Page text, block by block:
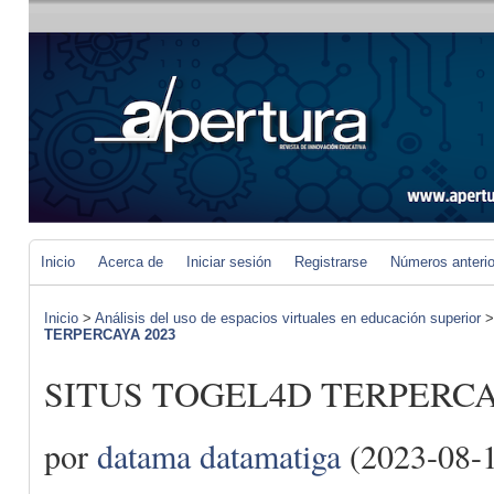
Inicio Acerca de Iniciar sesión Registrarse Números
Inicio > Análisis del uso de espacios virtuales en educación superior
TERPERCAYA 2023
SITUS TOGEL4D
por datama datamatiga(2023-08-